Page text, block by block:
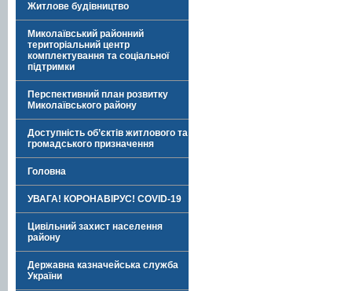
Житлове будівництво
Миколаївський районний
територіальний центр
комплектування та соціальної
підтримки
Перспективний план розвитку
Миколаївського району
Доступність об’єктів житлового та
громадського призначення
Головна
УВАГА! КОРОНАВІРУС! COVID-19
Цивільний захист населення
району
Державна казначейська служба
України